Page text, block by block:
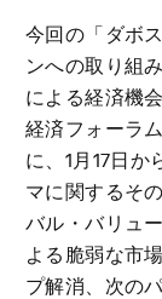
今回の「ダボ
ンへの取り組
による経済機
経済フォーラ
に、1月17日か
マに関するそ
バル・バリュ
よる脆弱な市
プ解消、次の